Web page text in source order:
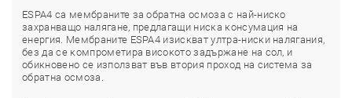
ESPA4 са мембраните за обратна осмоза с най-ниско
захранващо налягане, предлагащи ниска консумация на
енергия. Мембраните ESPA4 изискват ултра-ниски налягания,
без да се компрометира високото задържане на сол, и
обикновено се използват във втория проход на система за
обратна осмоза.